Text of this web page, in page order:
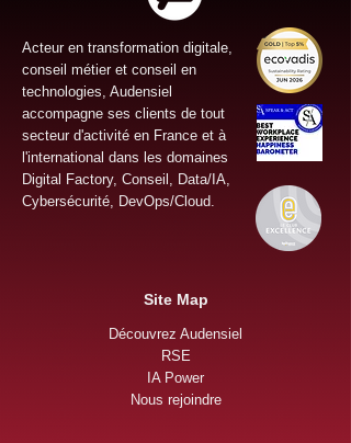
Acteur en transformation digitale,
conseil métier et conseil en
technologies, Audensiel
accompagne ses clients de tout
secteur d'activité en France et à
l'international dans les domaines
Digital Factory, Conseil, Data/IA,
Cybersécurité, DevOps/Cloud.
Site Map
Découvrez Audensiel
RSE
IA Power
Nous rejoindre